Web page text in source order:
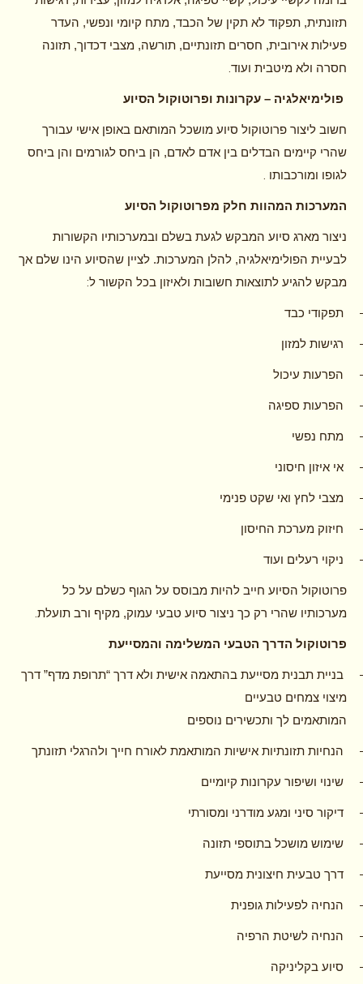
תזונתית, תפקוד לא תקין של הכבד, מתח קיומי ונפשי, העדר
פעילות אירובית, חסרים תזונתיים, תורשה, מצבי דכדוך, תזונה
חסרה ולא מיטבית ועוד.
פולימיאלגיה – עקרונות ופרוטוקול הסיוע
חשוב ליצור פרוטוקול סיוע מושכל המותאם באופן אישי עבורך
שהרי קיימים הבדלים בין אדם לאדם, הן ביחס לגורמים והן ביחס
לגופו ומורכבותו .
המערכות המהוות חלק מפרוטוקול הסיוע
ניצור מארג סיוע המבקש לגעת בשלם ובמערכותיו הקשורות
לבעיית הפולימיאלגיה, להלן המערכות. לציין שהסיוע הינו שלם אך
מבקש להגיע לתוצאות חשובות ולאיזון בכל הקשור ל:
תפקודי כבד
רגישות למזון
הפרעות עיכול
הפרעות ספיגה
מתח נפשי
אי איזון חיסוני
מצבי לחץ ואי שקט פנימי
חיזוק מערכת החיסון
ניקוי רעלים ועוד
פרוטוקול הסיוע חייב להיות מבוסס על הגוף כשלם על כל
מערכותיו שהרי רק כך ניצור סיוע טבעי עמוק, מקיף ורב תועלת.
פרוטוקול הדרך הטבעי המשלימה והמסייעת
בניית תבנית מסייעת בהתאמה אישית ולא דרך “תרופת מדף” דרך
מיצוי צמחים טבעיים
המותאמים לך ותכשירים נוספים
הנחיות תזונתיות אישיות המותאמת לאורח חייך ולהרגלי תזונתך
שינוי ושיפור עקרונות קיומיים
דיקור סיני ומגע מודרני ומסורתי
שימוש מושכל בתוספי תזונה
דרך טבעית חיצונית מסייעת
הנחיה לפעילות גופנית
הנחיה לשיטת הרפיה
סיוע בקליניקה